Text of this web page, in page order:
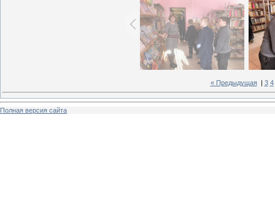
« Предыдущая| 3 4
Полная версия сайта